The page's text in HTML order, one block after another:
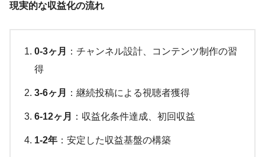
現実的な収益化の流れ
0-3ヶ月
：チャンネル設計、コンテンツ制作の習
得
3-6ヶ月 ：継続投稿による視聴者獲得
6-12ヶ月 ：収益化条件達成、初回収益
1-2年 ：安定した収益基盤の構築